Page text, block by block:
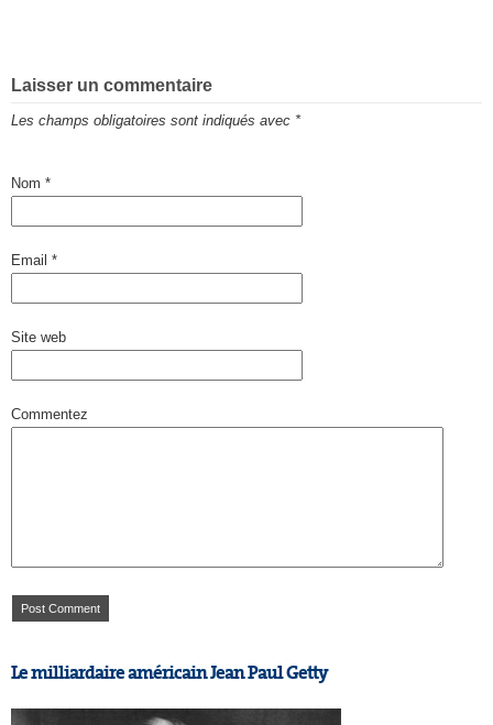
Laisser un commentaire
Les champs obligatoires sont indiqués avec *
Nom *
Email *
Site web
Commentez
Le milliardaire américain Jean Paul Getty